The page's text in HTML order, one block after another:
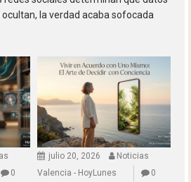
la verdad acaba sofocada
0
julio 20, 2026
Noticias
Valencia - HoyLunes
0